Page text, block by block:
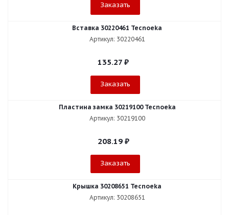
Заказать
Вставка 30220461 Tecnoeka
Артикул: 30220461
135.27 ₽
Заказать
Пластина замка 30219100 Tecnoeka
Артикул: 30219100
208.19₽
Заказать
Крышка 30208651 Tecnoeka
Артикул: 30208651